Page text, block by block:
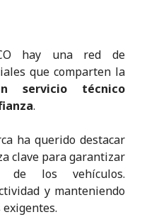
hay una red de
que comparten la
servicio técnico
.
ha querido destacar
clave para garantizar
de los vehículos.
y manteniendo